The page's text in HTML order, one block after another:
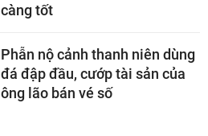
càng tốt
Phẫn nộ cảnh thanh niên dùng
đá đập đầu, cướp tài sản của
ông lão bán vé số